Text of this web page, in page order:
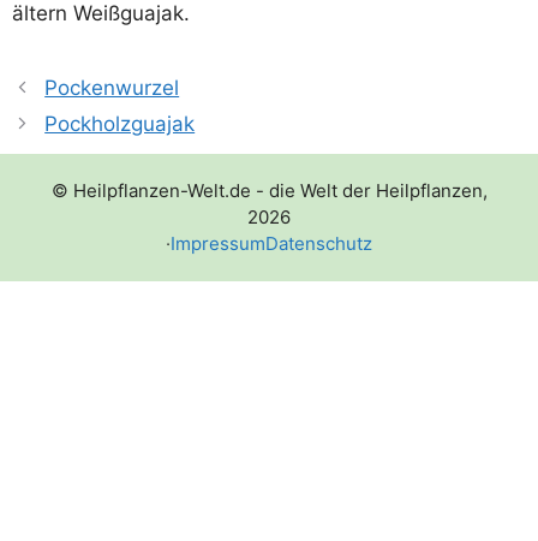
ältern Weißguajak.
Pockenwurzel
Pockholzguajak
© Heilpflanzen-Welt.de - die Welt der Heilpflanzen,
2026
·ImpressumDatenschutz